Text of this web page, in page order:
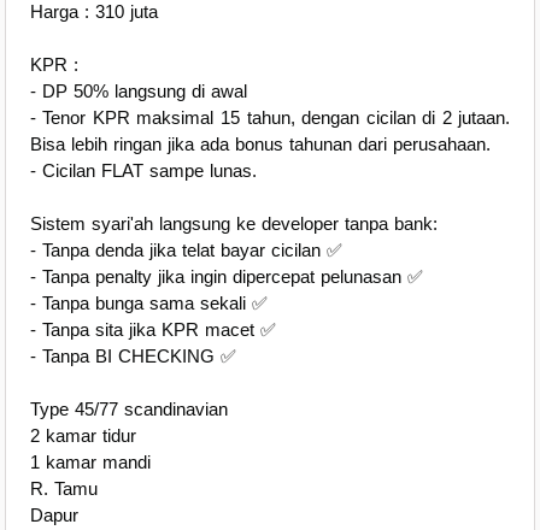
Harga : 310 juta
KPR :
- DP 50% langsung di awal
- Tenor KPR maksimal 15 tahun, dengan cicilan di 2 jutaan.
Bisa lebih ringan jika ada bonus tahunan dari perusahaan.
- Cicilan FLAT sampe lunas.
Sistem syari'ah langsung ke developer tanpa bank:
- Tanpa denda jika telat bayar cicilan ✅️
- Tanpa penalty jika ingin dipercepat pelunasan ✅️
- Tanpa bunga sama sekali ✅️
- Tanpa sita jika KPR macet ✅️
- Tanpa BI CHECKING ✅️
Type 45/77 scandinavian
2 kamar tidur
1 kamar mandi
R. Tamu
Dapur